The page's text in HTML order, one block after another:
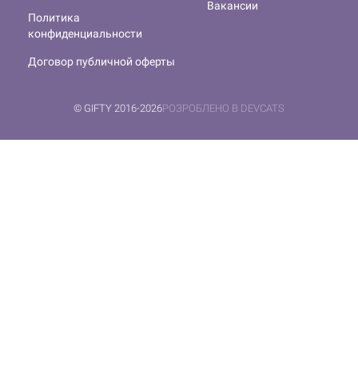
Вакансии
Политика
конфиденциальности
Договор публичной оферты
© GIFTY 2016-2026РОЗРОБЛЕНО В DEVCATS